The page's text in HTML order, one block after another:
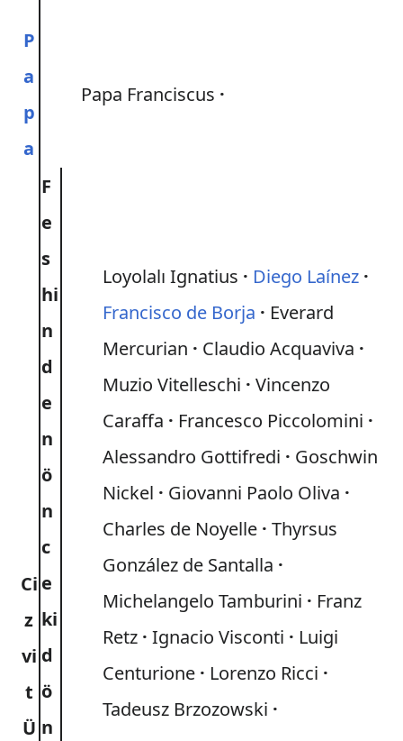
P
a
p
a
Papa Franciscus
Ci
z
vi
t
Ü
F
e
s
hi
n
d
e
n
ö
n
c
e
ki
d
ö
n
Loyolalı Ignatius
Diego Laínez
Francisco de Borja
Everard
Mercurian
Claudio Acquaviva
Muzio Vitelleschi
Vincenzo
Caraffa
Francesco Piccolomini
Alessandro Gottifredi
Goschwin
Nickel
Giovanni Paolo Oliva
Charles de Noyelle Thyrsus
González de Santalla
Michelangelo Tamburini
Franz
Retz Ignacio Visconti
Luigi
Centurione
Lorenzo Ricci
Tadeusz Brzozowski